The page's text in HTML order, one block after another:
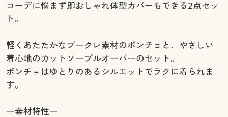
コーデに悩まず即おしゃれ体型カバーもできる2点セッ
ト。
軽くあたたかなブークレ素材のポンチョと、やさしい
着心地のカットソープルオーバーのセット。
ポンチョはゆとりのあるシルエットでラクに着られま
す。
ー素材特性ー